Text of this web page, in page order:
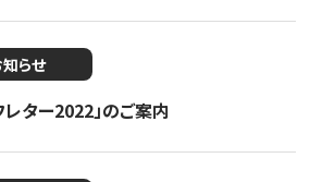
らせ
ター2022」のご案内